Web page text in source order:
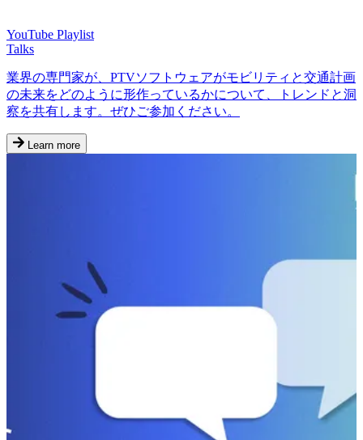
YouTube Playlist
Talks
業界の専門家が、PTVソフトウェアがモビリティと交通計画
の未来をどのように形作っているかについて、トレンドと洞
察を共有します。ぜひご参加ください。
Learn more